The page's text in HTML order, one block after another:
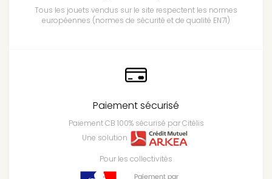
Tous les jouets vendus sur le site respectent les normes
européennes (normes de sécurité et de qualité EN71)
Paiement sécurisé
Paiement CB 100% sécurisé par Citélis
Une solution
Pour les collectivités